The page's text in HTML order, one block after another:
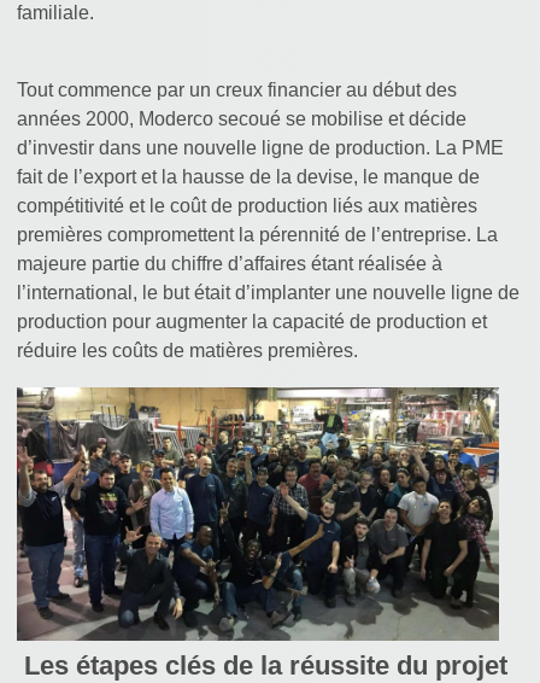
familiale.
Tout commence par un creux financier au début des
années 2000, Moderco secoué se mobilise et décide
d’investir dans une nouvelle ligne de production. La PME
fait de l’export et la hausse de la devise, le manque de
compétitivité et le coût de production liés aux matières
premières compromettent la pérennité de l’entreprise. La
majeure partie du chiffre d’affaires étant réalisée à
l’international, le but était d’implanter une nouvelle ligne de
production pour augmenter la capacité de production et
réduire les coûts de matières premières.
Les étapes clés de la réussite du projet